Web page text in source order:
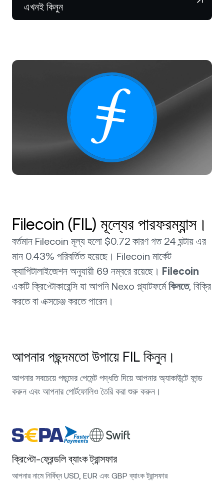
ফিউচার্স
DOT ২.৩৮%
SOL
নিউজ ও ইনসাইটস
Wealth Academy
এখনই কিনুন
Filecoin (FIL) মূল্যের পারফরম্যান্স।
বর্তমান Filecoin মূল্য হলো $0.72 কারণ গত 24 ঘন্টায় এর
মান 0.43% পরিবর্তিত হয়েছে। Filecoin মার্কেট
ক্যাপিটালাইজেশন অনুযায়ী 69 নম্বরে রয়েছে। Filecoin
একটি ক্রিপ্টোকারেন্সি যা আপনি Nexo প্ল্যাটফর্মেকিনতে, বিক্রি
করতে বা এক্সচেঞ্জ করতে পারেন।
আপনার পছন্দমতো উপায়ে FIL কিনুন।
আপনার সবচেয়ে পছন্দের পেমেন্ট পদ্ধতি দিয়ে আপনার অ্যাকাউন্টে ফান্ড
করুন এবং আপনার পোর্টফোলিও তৈরি করা শুরু করুন।
ক্রিপ্টো-ফ্রেন্ডলি ব্যাংক ট্রান্সফার
আপনার নামে নির্বিঘ্ন USD, EUR এবং GBP ব্যাংক ট্রান্সফার